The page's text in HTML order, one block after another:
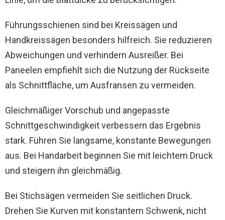
Führungsschienen sind bei Kreissägen und
Handkreissägen besonders hilfreich. Sie reduzieren
Abweichungen und verhindern Ausreißer. Bei
Paneelen empfiehlt sich die Nutzung der Rückseite
als Schnittfläche, um Ausfransen zu vermeiden.
Gleichmäßiger Vorschub und angepasste
Schnittgeschwindigkeit verbessern das Ergebnis
stark. Führen Sie langsame, konstante Bewegungen
aus. Bei Handarbeit beginnen Sie mit leichtem Druck
und steigern ihn gleichmäßig.
Bei Stichsägen vermeiden Sie seitlichen Druck.
Drehen Sie Kurven mit konstantem Schwenk, nicht